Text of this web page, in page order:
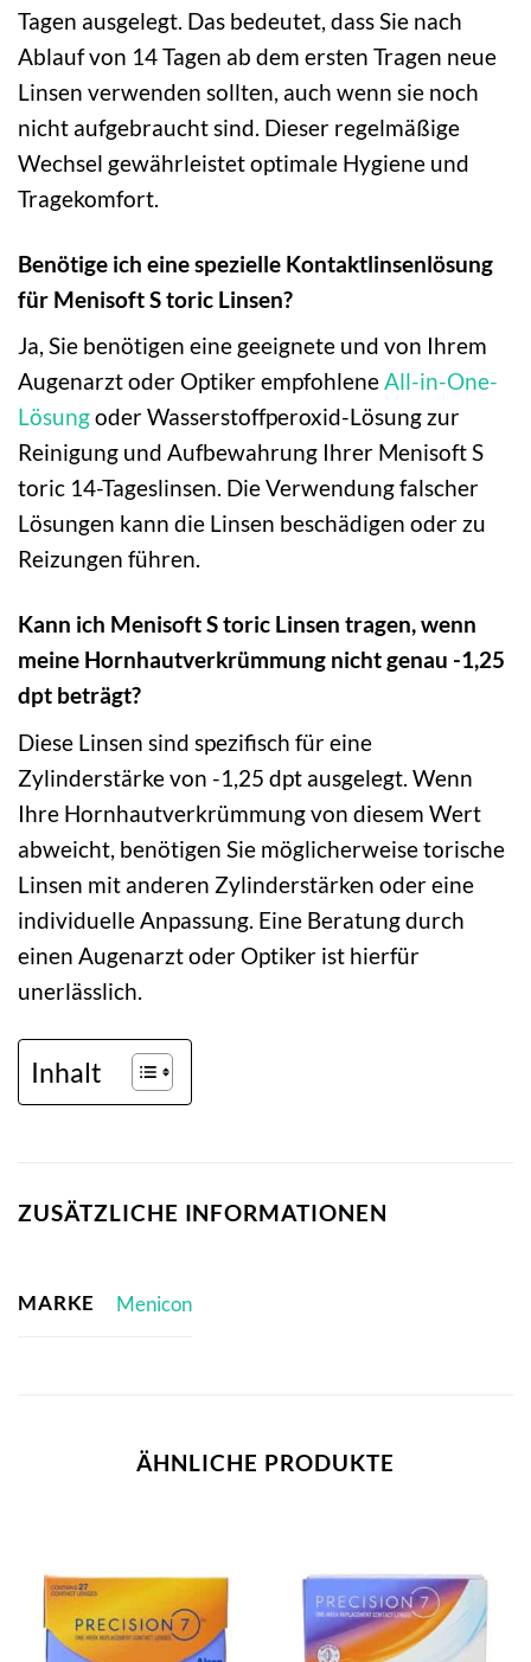
Tagen ausgelegt. Das bedeutet, dass Sie nach
Ablauf von 14 Tagen ab dem ersten Tragen neue
Linsen verwenden sollten, auch wenn sie noch
nicht aufgebraucht sind. Dieser regelmäßige
Wechsel gewährleistet optimale Hygiene und
Tragekomfort.
Benötige ich eine spezielle Kontaktlinsenlösung
für Menisoft S toric Linsen?
Ja, Sie benötigen eine geeignete und von Ihrem
Augenarzt oder Optiker empfohleneAll-in-One-
Lösungoder Wasserstoffperoxid-Lösung zur
Reinigung und Aufbewahrung Ihrer Menisoft S
toric 14-Tageslinsen. Die Verwendung falscher
Lösungen kann die Linsen beschädigen oder zu
Reizungen führen.
Kann ich Menisoft S toric Linsen tragen, wenn
meine Hornhautverkrümmung nicht genau -1,25
dpt beträgt?
Diese Linsen sind spezifisch für eine
Zylinderstärke von -1,25 dpt ausgelegt. Wenn
Ihre Hornhautverkrümmung von diesem Wert
abweicht, benötigen Sie möglicherweise torische
Linsen mit anderen Zylinderstärken oder eine
individuelle Anpassung. Eine Beratung durch
einen Augenarzt oder Optiker ist hierfür
unerlässlich.
Inhalt
ZUSÄTZLICHE INFORMATIONEN
MARKE Menicon
ÄHNLICHE PRODUKTE